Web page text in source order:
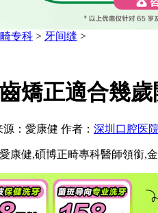
专科 > 牙间缝 >
矯正適合幾
：愛康健 作者： 深圳口腔医院
康健,碩博正畸專科醫師領銜,